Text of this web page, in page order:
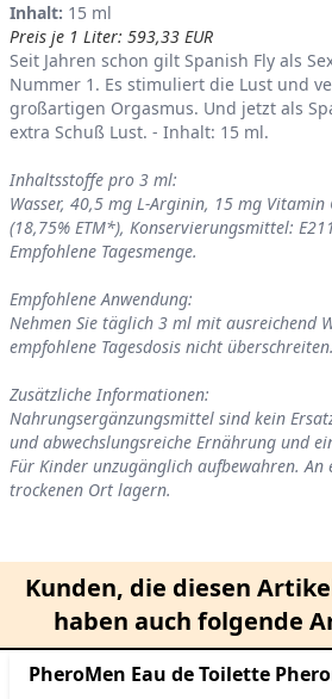
Product information
Inhalt: 15 ml
Preis je 1 Liter: 593,33 EUR
Seit Jahren schon gilt Spanish Fly als
Nummer 1. Es stimuliert die Lust und
großartigen Orgasmus. Und jetzt als
extra Schuß Lust. - Inhalt: 15 ml.
Inhaltsstoffe pro 3 ml:
Wasser, 40,5 mg L-Arginin, 15 mg Vitamin
(18,75% ETM*), Konservierungsmittel:
Empfohlene Tagesmenge.
Empfohlene Anwendung:
Nehmen Sie täglich 3 ml mit ausreichend
empfohlene Tagesdosis nicht überschreiten.
Zusätzliche Informationen:
Nahrungsergänzungsmittel sind kein
und abwechslungsreiche Ernährung und
Für Kinder unzugänglich aufbewahren. An
trockenen Ort lagern.
Kunden, die diesen
haben auch folgende
PheroMen Eau de Toilette